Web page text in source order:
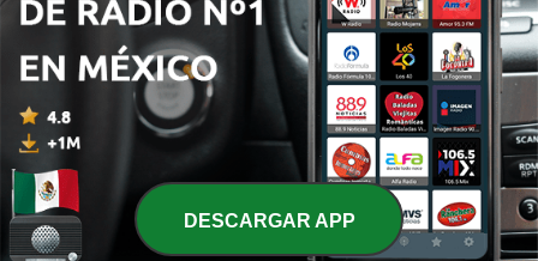
Doctoras En Vivo
Más podcasts internacionales de Ciencias
DESCARGAR APP